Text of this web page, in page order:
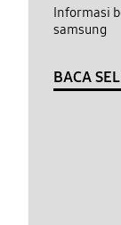
Informasi
samsung
BACA